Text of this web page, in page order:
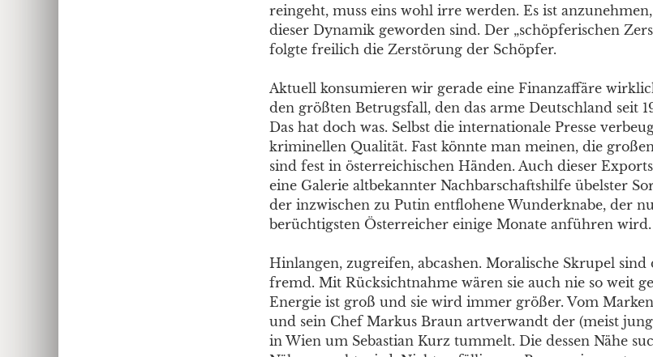
reingeht, muss eins wohl irre werden. Es ist
dieser Dynamik geworden sind. Der „schöpferischen
folgte freilich die Zerstörung der Schöpfer.
Aktuell konsumieren wir gerade eine Finanzaffäre
den größten Betrugsfall, den das arme Deutschland seit
Das hat doch was. Selbst die internationale Presse
kriminellen Qualität. Fast könnte man meinen, die
sind fest in österreichischen Händen. Auch dieser
eine Galerie altbekannter Nachbarschaftshilfe übelster
der inzwischen zu Putin entflohene Wunderknabe, der
berüchtigsten Österreicher einige Monate anführen wird.
Hinlangen, zugreifen, abcashen. Moralische Skrupel sind
fremd. Mit Rücksichtnahme wären sie auch nie so weit
Energie ist groß und sie wird immer größer. Vom
und sein Chef Markus Braun artverwandt der (meist
in Wien um Sebastian Kurz tummelt. Die dessen Nähe